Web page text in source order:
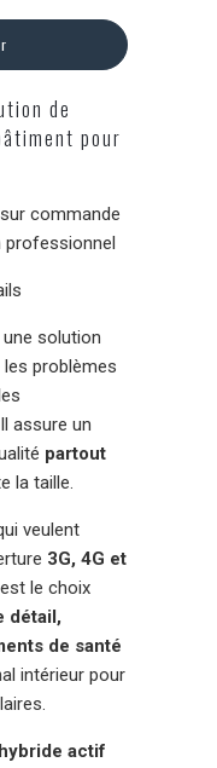
de
pour
commande
professionnel
solution
les problèmes
assure un
partout
la taille.
veulent
3G, 4G et
est le choix
détail,
de santé
intérieur pour
actif